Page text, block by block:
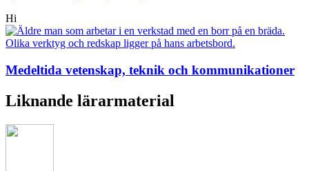
Hi
Medeltida vetenskap, teknik och kommunikationer
Liknande lärarmaterial